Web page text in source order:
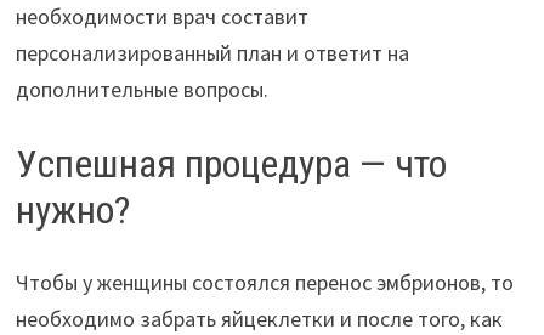
необходимости врач составит
персонализированный план и ответит на
дополнительные вопросы.
Успешная процедура — что
нужно?
Чтобы у женщины состоялся перенос эмбрионов, то
необходимо забрать яйцеклетки и после того, как